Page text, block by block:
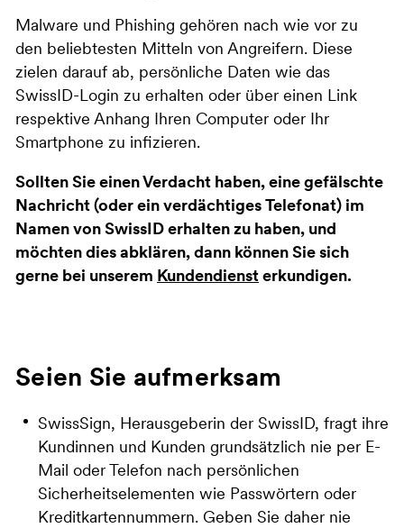
Malware und Phishing gehören nach wie vor zu
den beliebtesten Mitteln von Angreifern. Diese
zielen darauf ab, persönliche Daten wie das
SwissID-Login zu erhalten oder über einen Link
respektive Anhang Ihren Computer oder Ihr
Smartphone zu infizieren.
Sollten Sie einen Verdacht haben, eine gefälschte
Nachricht (oder ein verdächtiges Telefonat) im
Namen von SwissID erhalten zu haben, und
möchten dies abklären, dann können Sie sich
gerne bei unserem Kundendienst erkundigen.
Seien Sie aufmerksam
SwissSign, Herausgeberin der SwissID, fragt ihre
Kundinnen und Kunden grundsätzlich nie per E-
Mail oder Telefon nach persönlichen
Sicherheitselementen wie Passwörtern oder
Kreditkartennummern. Geben Sie daher nie